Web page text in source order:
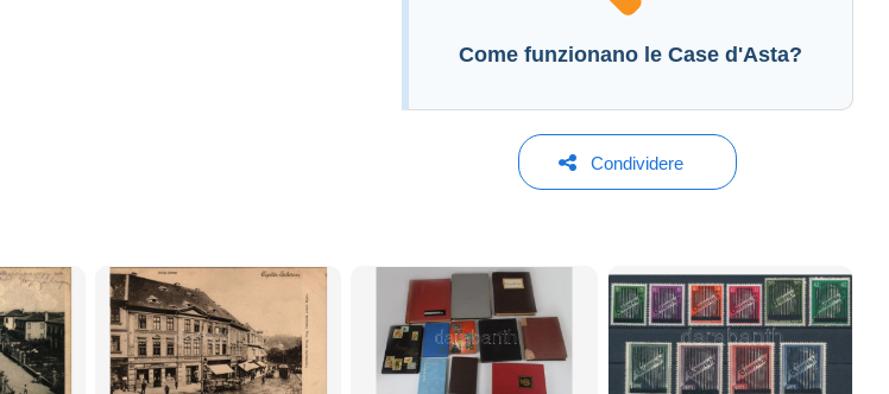
Come funzionano le Case d'Asta?
Condividere